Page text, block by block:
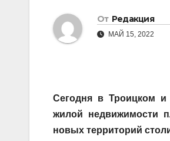
От Редакция
МАЙ 15, 2022
Сегодня в Троицком и
жилой недвижимости
новых территорий